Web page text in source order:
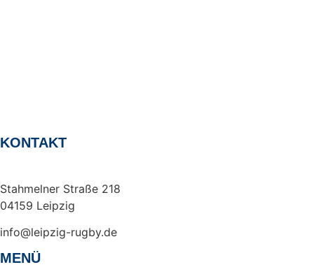
KONTAKT
Stahmelner Straße 218
04159 Leipzig
info@leipzig-rugby.de
MENÜ